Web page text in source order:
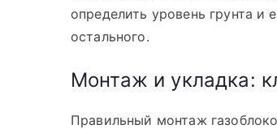
определить уровень грунта и
остального.
Монтаж и укладка:
Правильный монтаж